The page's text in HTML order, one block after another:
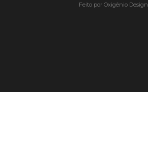
Feito por Oxigênio Design